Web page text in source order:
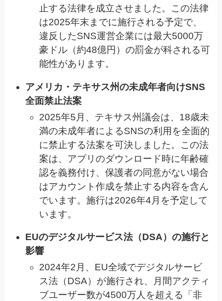
止する法律を成立させました。この法律
は2025年末までに施行される予定で、
違反したSNS運営企業には最大5000万
豪ドル（約48億円）の罰金が科される可
能性があります。
アメリカ・テキサス州の未成年者向けSNS
全面禁止法案
2025年5月、テキサス州議会は、18歳未
満の未成年者によるSNSの利用を全面的
に禁止する法案を可決しました。この法
案は、アプリのダウンロード時に年齢確
認を義務付け、保護者の同意がない場合
はアカウント作成を禁止する内容を含ん
でいます。施行は2026年4月を予定して
います。
EUのデジタルサービス法（DSA）の施行と
影響
2024年2月、EU全域でデジタルサービ
ス法（DSA）が施行され、月間アクティ
ブユーザー数が4500万人を超える「非